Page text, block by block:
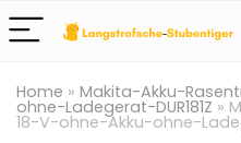
Home » Makita-Akku-
ohne-Ladegerat-DUR181Z »
18-V-ohne-Akku-ohne-